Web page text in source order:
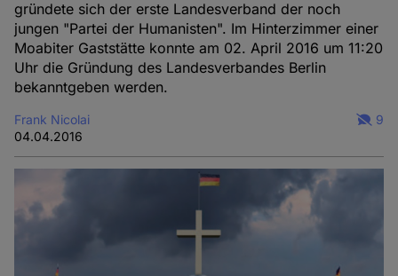
gründete sich der erste Landesverband der noch
jungen "Partei der Humanisten". Im Hinterzimmer einer
Moabiter Gaststätte konnte am 02. April 2016 um 11:20
Uhr die Gründung des Landesverbandes Berlin
bekanntgeben werden.
Frank Nicolai
04.04.2016
9